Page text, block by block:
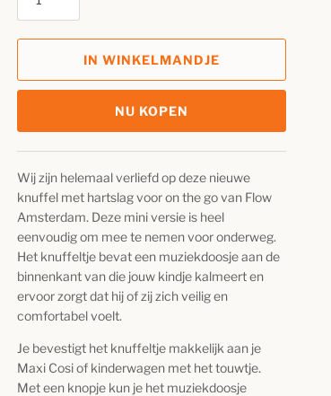
IN WINKELMANDJE
NU KOPEN
Wij zijn helemaal verliefd op deze nieuwe
knuffel met hartslag voor on the go van Flow
Amsterdam. Deze mini versie is heel
eenvoudig om mee te nemen voor onderweg.
Het knuffeltje bevat een muziekdoosje aan de
binnenkant van die jouw kindje kalmeert en
ervoor zorgt dat hij of zij zich veilig en
comfortabel voelt.
Je bevestigt het knuffeltje makkelijk aan je
Maxi Cosi of kinderwagen met het touwtje.
Met een knopje kun je het muziekdoosje